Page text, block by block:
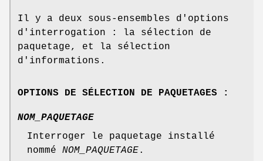
Il y a deux sous-ensembles d'options
d'interrogation : la sélection de
paquetage, et la sélection
d'informations.
OPTIONS DE SÉLECTION DE PAQUETAGES :
NOM_PAQUETAGE
Interroger le paquetage installé
nommé NOM_PAQUETAGE.